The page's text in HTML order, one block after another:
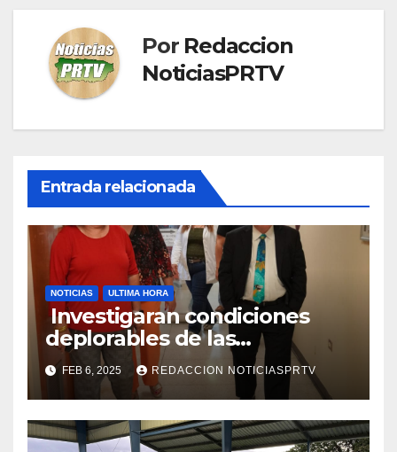
Por Redaccion
NoticiasPRTV
Entrada relacionada
NOTICIAS ULTIMA HORA
Investigaran condiciones
deplorables de las
facilidades el Departamento
de la Salud en Mayagüez
FEB 6, 2025 REDACCION NOTICIASPRTV